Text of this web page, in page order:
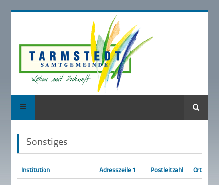
Suche
Sonstiges
Institution Adresszeile 1 Postleitzahl
Ort